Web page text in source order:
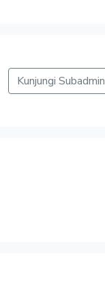
Kunjungi Subadmin